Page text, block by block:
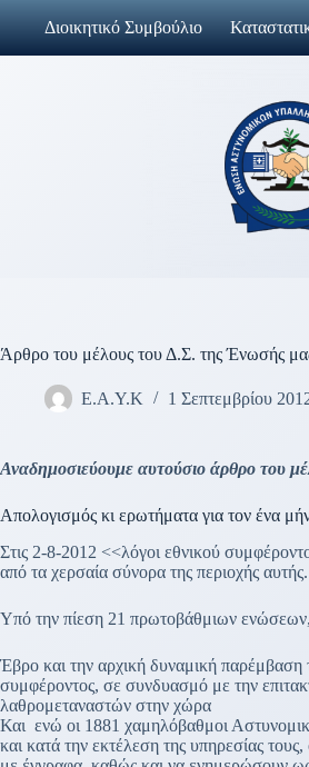
Διοικητικό Συμβούλιο
Άρθρο του μέλους του Δ.Σ. της Ένωσής
Ε.Α.Υ.Κ 1 Σεπτεμβρίου
Αναδημοσιεύουμε αυτούσιο άρθρο του
Απολογισμός κι ερωτήματα για τον ένα
Στις 2-8-2012 <<λόγοι εθνικού
από τα χερσαία σύνορα της περιοχής αυτής.
Υπό την πίεση 21 πρωτοβάθμιων
Έβρο και την αρχική δυναμική
συμφέροντος, σε συνδυασμό με την
λαθρομεταναστών στην χώρα
Και ενώ οι 1881 χαμηλόβαθμοι
και κατά την εκτέλεση της υπηρεσίας